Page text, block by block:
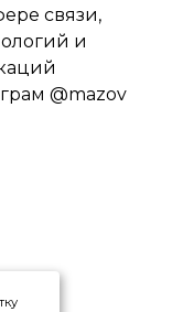
связи,
и
@mazov